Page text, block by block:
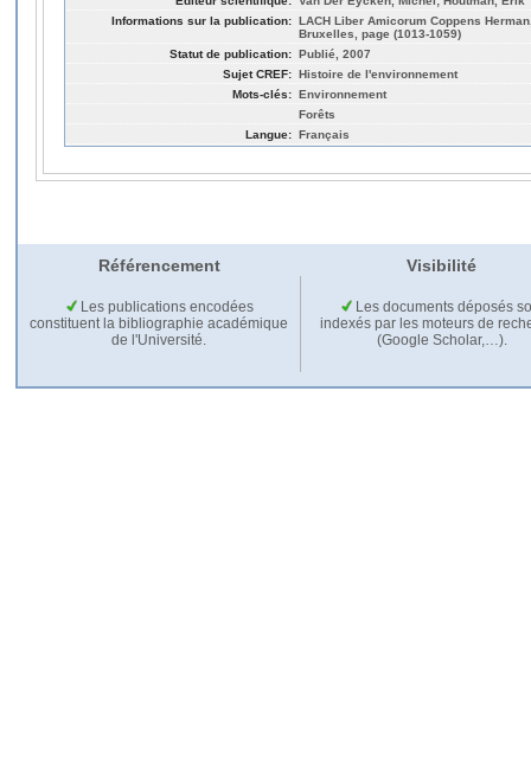
Informations sur la publication: LACH Liber Amicorum Coppens
Bruxelles, page (1013-1059)
Statut de publication: Publié, 2007
Sujet CREF: Histoire de l'environnement
Mots-clés: Environnement
Forêts
Langue: Français
Référencement Visibilité
Les publications encodées
constituent la bibliographie académique
de l'Université.
Les documents déposés
indexés par les moteurs de
(Google Scholar,…).